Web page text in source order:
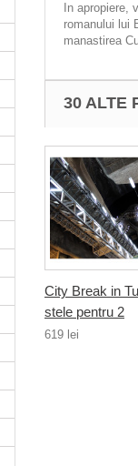
In apropiere,
romanului lui
manastirea
30 ALTE
City Break in
stele pentru 2
619 lei